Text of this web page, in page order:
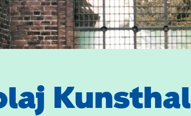
Kunsthal